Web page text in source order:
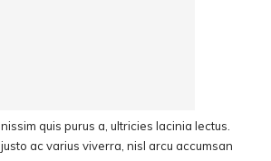
quis purus a, ultricies lacinia lectus.
ac varius viverra, nisl arcu accumsan